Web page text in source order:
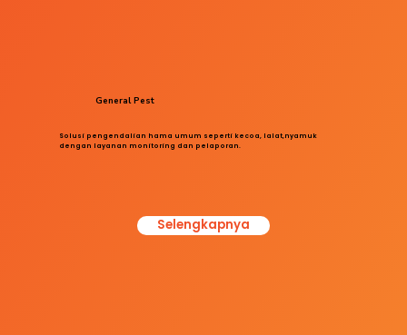
Solusi pengendalian hama umum seperti kecoa, lalat,nyamuk
dengan layanan monitoring dan pelaporan.
General Pest
Selengkapnya